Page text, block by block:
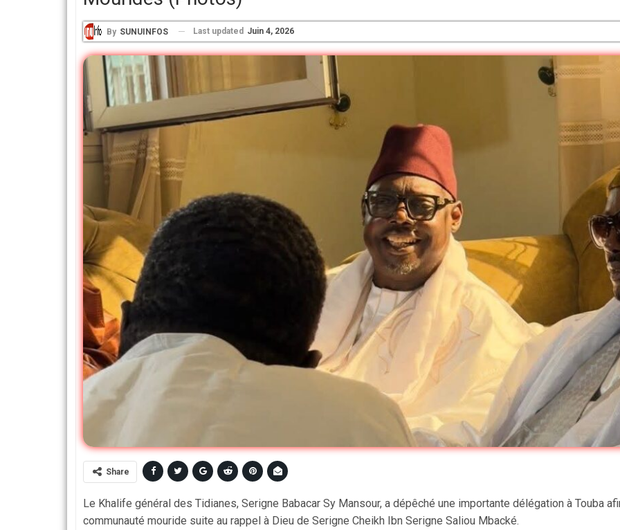
By SUNUINFOS Last updated Juin 4, 2026
Share
Le Khalife général des Tidianes, Serigne Babacar Sy Mansour, a dépêché une importante délégation à Touba
communauté mouride suite au rappel à Dieu de Serigne Cheikh Ibn Serigne Saliou Mbacké.